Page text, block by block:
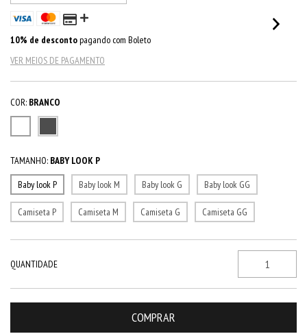
10% de descontopagando com Boleto
VER MEIOS DE PAGAMENTO
COR: BRANCO
TAMANHO: BABY LOOK P
Baby look P
Baby look M Baby look G Baby look GG
Camiseta P Camiseta M Camiseta G Camiseta GG
QUANTIDADE